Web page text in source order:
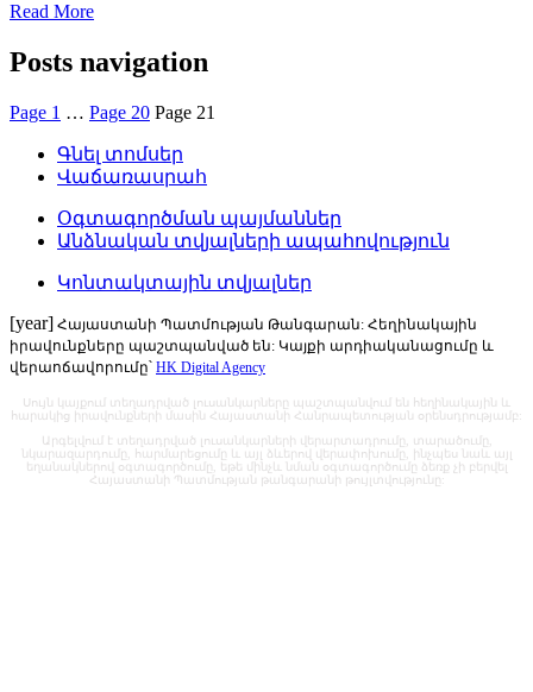
Read More
Posts navigation
Page 1 … Page 20 Page 21
Գնել տոմսեր
Վաճառասրահ
Օգտագործման պայմաններ
Անձնական տվյալների ապահովություն
Կոնտակտային տվյալներ
[year] Հայաստանի Պատմության Թանգարան: Հեղինակային
իրավունքները պաշտպանված են: Կայքի արդիականացումը և
վերաոճավորումը՝ HK Digital Agency
Սույն կայքում տեղադրված լուսանկարները պաշտպանվում են հեղինակային և
հարակից իրավունքների մասին Հայաստանի Հանրապետության օրենսդրությամբ:
Արգելվում է տեղադրված լուսանկարների վերարտադրումը, տարածումը,
նկարազարդումը, հարմարեցումը և այլ ձևերով վերափոխումը, ինչպես նաև այլ
եղանակներով օգտագործումը, եթե մինչև նման օգտագործումը ձեռք չի բերվել
Հայաստանի Պատմության թանգարանի թույլտվությունը: